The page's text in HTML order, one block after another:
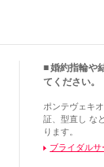
婚約指輪や
てください。
ポンテヴェキ
証、型直し な
ります。
ブライダルサ